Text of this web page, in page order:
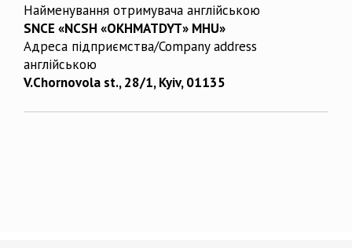
Найменування отримувача англійською
SNCE «NCSH «OKHMATDYT» MHU»
Адреса підприємства/Company address
англійською
V.Chornovola st., 28/1, Kyiv, 01135